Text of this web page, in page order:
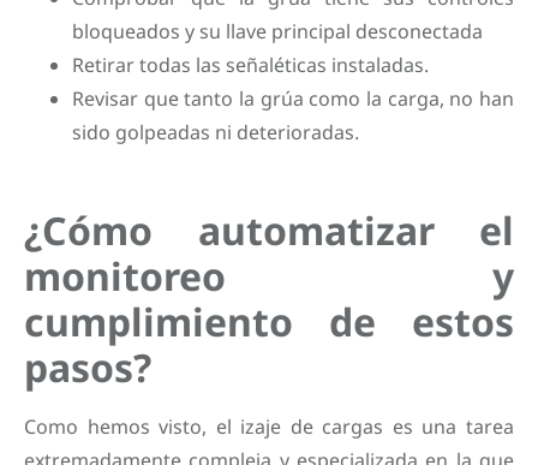
bloqueados y su llave principal desconectada
Retirar todas las señaléticas instaladas.
Revisar que tanto la grúa como la carga, no han
sido golpeadas ni deterioradas.
¿Cómo automatizar el
monitoreo y
cumplimiento de estos
pasos?
Como hemos visto, el izaje de cargas es una tarea